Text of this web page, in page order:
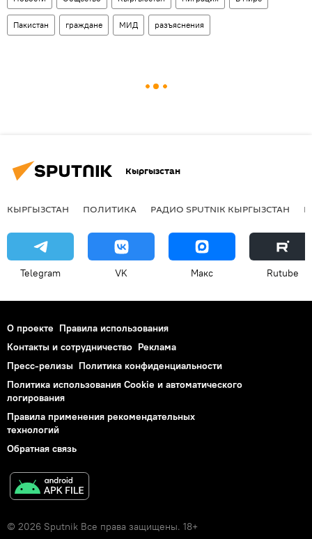
Пакистан граждане МИД разъяснения
Кыргызстан
КЫРГЫЗСТАН ПОЛИТИКА РАДИО SPUTNIK КЫРГЫЗСТАН
Telegram VK Макс Rutube
О проекте Правила использования
Контакты и сотрудничество Реклама
Пресс-релизы Политика конфиденциальности
Политика использования Cookie и автоматического
логирования
Правила применения рекомендательных
технологий
Обратная связь
© 2026 Sputnik Все права защищены. 18+